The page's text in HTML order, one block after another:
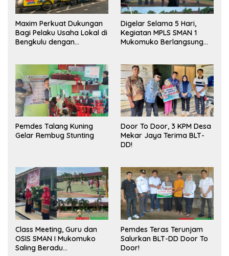
Maxim Perkuat Dukungan
Bagi Pelaku Usaha Lokal di
Bengkulu dengan
Pasar
Digelar Selama 5 Hari,
Kegiatan MPLS SMAN 1
Mukomuko Berlangsung
Pemdes Talang Kuning
Gelar Rembug Stunting
Door To Door, 3 KPM Desa
Mekar Jaya Terima BLT-
DD!
Class Meeting, Guru dan
OSIS SMAN I Mukomuko
Saling Beradu
Pemdes Teras Terunjam
Salurkan BLT-DD Door To
Door!